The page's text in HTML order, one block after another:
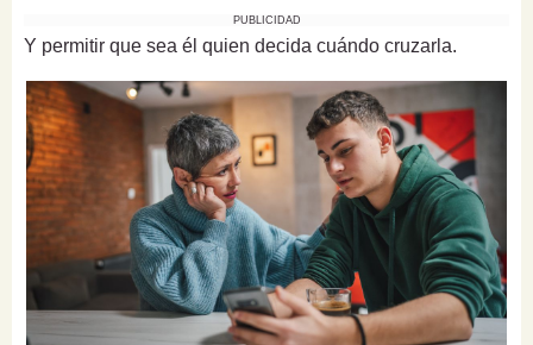
PUBLICIDAD
Y permitir que sea él quien decida cuándo cruzarla.